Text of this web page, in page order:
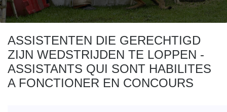
ASSISTENTEN DIE GERECHTIGD
ZIJN WEDSTRIJDEN TE LOPPEN -
ASSISTANTS QUI SONT HABILITES
A FONCTIONER EN CONCOURS